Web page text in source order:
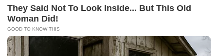
Follow Kabarbaru